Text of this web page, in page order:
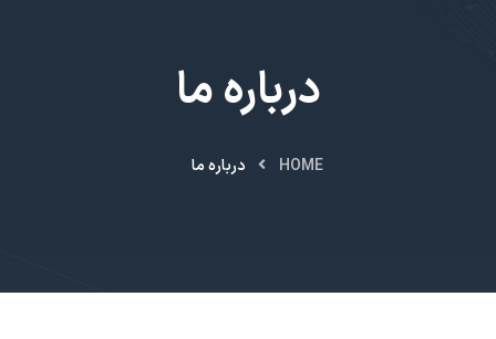
درباره ما
HOME درباره ما